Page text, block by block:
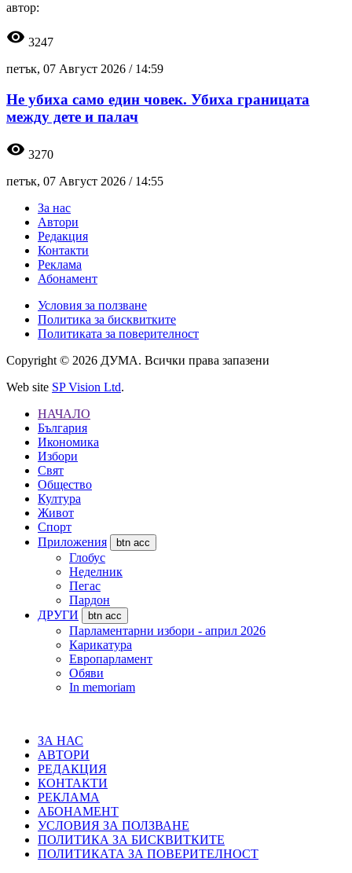
автор:
visibility 3247
петък, 07 Август 2026 / 14:59
Не убиха само един човек. Убиха границата
между дете и палач
visibility 3270
петък, 07 Август 2026 / 14:55
За нас
Автори
Редакция
Контакти
Реклама
Абонамент
Условия за ползване
Политика за бисквитките
Политиката за поверителност
Copyright © 2026 ДУМА. Всички права запазени
Web site SP Vision Ltd.
НАЧАЛО
България
Икономика
Избори
Свят
Общество
Култура
Живот
Спорт
Приложения
btn acc
Глобус
Неделник
Пегас
Пардон
ДРУГИ
btn acc
Парламентарни избори - април 2026
Карикатура
Европарламент
Обяви
In memoriam
ЗА НАС
АВТОРИ
РЕДАКЦИЯ
КОНТАКТИ
РЕКЛАМА
АБОНАМЕНТ
УСЛОВИЯ ЗА ПОЛЗВАНЕ
ПОЛИТИКА ЗА БИСКВИТКИТЕ
ПОЛИТИКАТА ЗА ПОВЕРИТЕЛНОСТ